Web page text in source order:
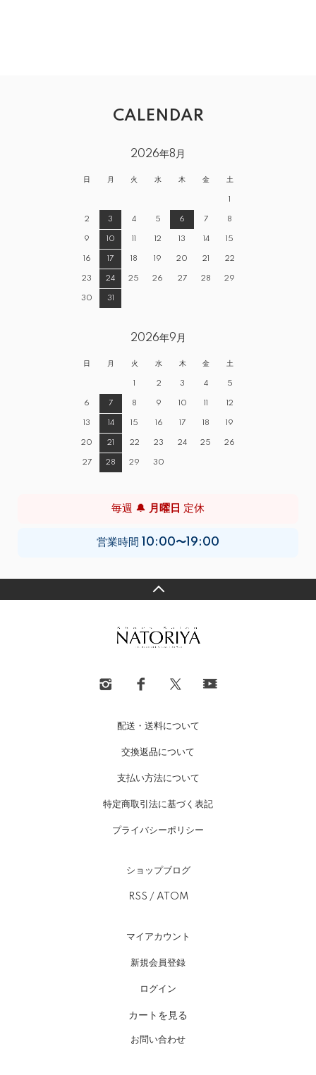
CALENDAR
2026年8月
日 月 火 水 木 金 土
1
2 3 4 5 6 7 8
9 10 11 12 13 14 15
16 17 18 19 20 21 22
23 24 25 26 27 28 29
30 31
2026年9月
日 月 火 水 木 金 土
1 2 3 4 5
6 7 8 9 10 11 12
13 14 15 16 17 18 19
20 21 22 23 24 25 26
27 28 29 30
毎週 🔔 月曜日 定休
営業時間 10:00〜19:00
配送・送料について
交換返品について
支払い方法について
特定商取引法に基づく表記
プライバシーポリシー
ショップブログ
RSS / ATOM
マイアカウント
新規会員登録
ログイン
カートを見る
お問い合わせ